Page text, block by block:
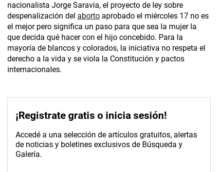
nacionalista Jorge Saravia, el proyecto de ley sobre
despenalización del aborto aprobado el miércoles 17 no es
el mejor pero significa un paso para que sea la mujer la
que decida qué hacer con el hijo concebido. Para la
mayoría de blancos y colorados, la iniciativa no respeta el
derecho a la vida y se viola la Constitución y pactos
internacionales.
¡Registrate gratis o inicia sesión!
Accedé a una selección de artículos gratuitos, alertas
de noticias y boletines exclusivos de Búsqueda y
Galería.